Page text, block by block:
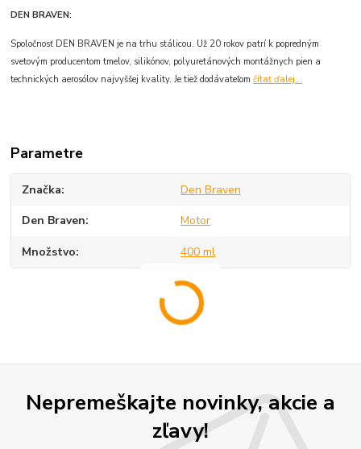
DEN BRAVEN:
Spoločnosť DEN BRAVEN je na trhu stálicou. Už 20 rokov patrí k popredným
svetovým producentom tmelov, silikónov, polyuretánových montážnych pien a
technických aerosólov najvyššej kvality. Je tiež dodávateľomčítať ďalej...
Parametre
Značka Den Braven
Den Braven Motor
Množstvo 400 ml
Nepremeškajte novinky, akcie a
zľavy!